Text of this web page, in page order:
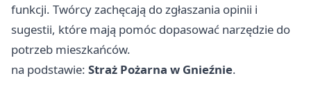
funkcji. Twórcy zachęcają do zgłaszania opinii i
sugestii, które mają pomóc dopasować narzędzie do
potrzeb mieszkańców.
na podstawie: Straż Pożarna w Gnieźnie.